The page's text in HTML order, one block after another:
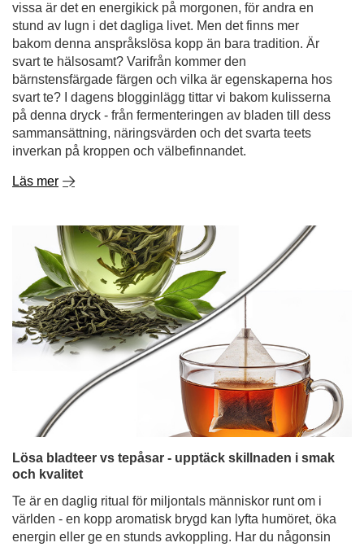
vissa är det en energikick på morgonen, för andra en
stund av lugn i det dagliga livet. Men det finns mer
bakom denna anspråkslösa kopp än bara tradition. Är
svart te hälsosamt? Varifrån kommer den
bärnstensfärgade färgen och vilka är egenskaperna hos
svart te? I dagens blogginlägg tittar vi bakom kulisserna
på denna dryck - från fermenteringen av bladen till dess
sammansättning, näringsvärden och det svarta teets
inverkan på kroppen och välbefinnandet.
Läs mer
Lösa bladteer vs tepåsar - upptäck skillnaden i smak
och kvalitet
Te är en daglig ritual för miljontals människor runt om i
världen - en kopp aromatisk brygd kan lyfta humöret, öka
energin eller ge en stunds avkoppling. Har du någonsin